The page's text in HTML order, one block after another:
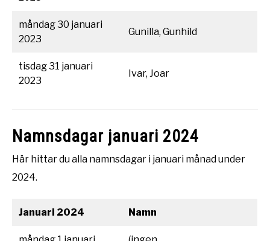
måndag 30 januari
2023
Gunilla, Gunhild
tisdag 31 januari
2023
Ivar, Joar
Namnsdagar januari 2024
Här hittar du alla namnsdagar i januari månad under
2024.
Januari 2024 Namn